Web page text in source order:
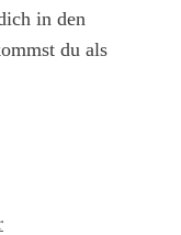
in den
du als